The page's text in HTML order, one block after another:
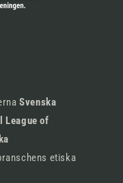
Svenska
League of
etiska